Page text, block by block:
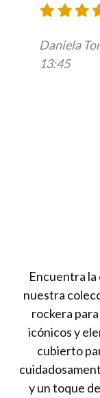
Daniela
13:45
Encuentra
nuestra
rockera
icónicos y
cubierto
y un toque